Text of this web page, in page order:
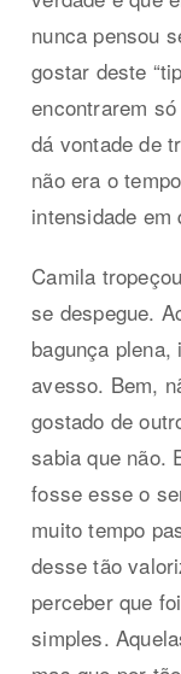
nunca pensou
gostar deste
encontrarem
dá vontade de
não era o
intensidade
Camila
se despegue.
bagunça
avesso. Bem,
gostado de
sabia que não.
fosse esse o
muito tempo
desse tão
perceber que
simples.